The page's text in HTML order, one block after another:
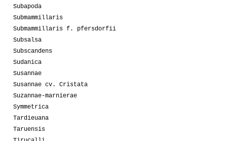
Subapoda
Submammillaris
Submammillaris f. pfersdorfii
Subsalsa
Subscandens
Sudanica
Susannae
Susannae cv. Cristata
Suzannae-marnierae
Symmetrica
Tardieuana
Taruensis